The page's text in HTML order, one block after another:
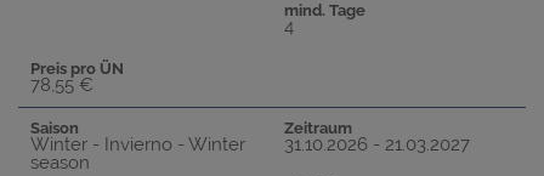
mind. Tage
4
Preis pro ÜN
78,55 €
Saison
Winter - Invierno - Winter
season
Zeitraum
31.10.2026 - 21.03.2027